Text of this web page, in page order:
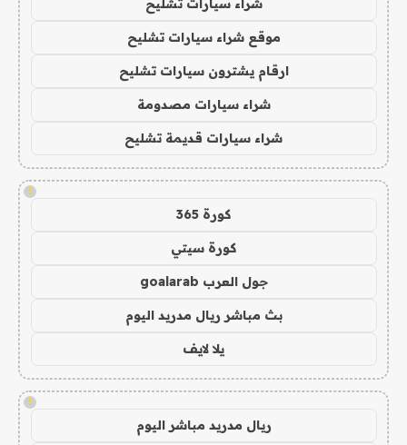
موقع شراء سيارات تشليح
ارقام يشترون سيارات تشليح
شراء سيارات مصدومة
شراء سيارات قديمة تشليح
!
كورة 365
كورة سيتي
جول العرب goalarab
بث مباشر ريال مدريد اليوم
يلا لايف
!
ريال مدريد مباشر اليوم